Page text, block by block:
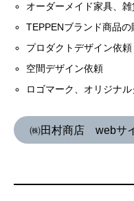
オーダーメイド家具、
TEPPENブランド商品の
プロダクトデザイン依頼
空間デザイン依頼
ロゴマーク、オリジナ
㈱田村商店 webサ